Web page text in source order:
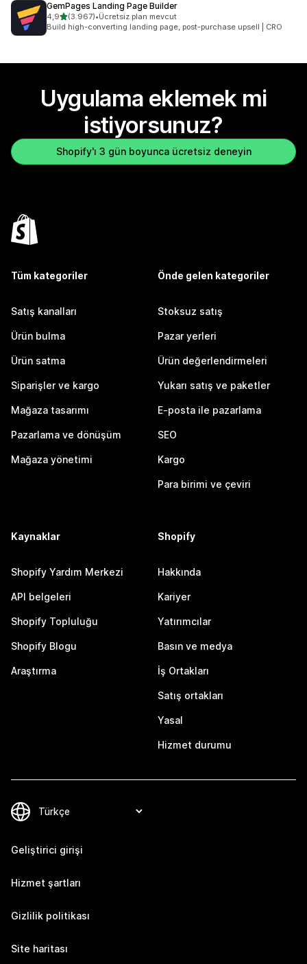
GemPages Landing Page Builder
4,95 yıldız üzerinden
(3.967)
toplam 3967 değerlendirme
•Ücretsiz plan mevcut
Build high-converting landing page, post-purchase upsell | CRO
Uygulama eklemek mi
istiyorsunuz?
Shopify'ı 3 gün boyunca ücretsiz deneyin
Tüm kategoriler
Satış kanalları
Ürün bulma
Ürün satma
Siparişler ve kargo
Mağaza tasarımı
Pazarlama ve dönüşüm
Mağaza yönetimi
Önde gelen kategoriler
Stoksuz satış
Pazar yerleri
Ürün değerlendirmeleri
Yukarı satış ve paketler
E-posta ile pazarlama
SEO
Kargo
Para birimi ve çeviri
Kaynaklar
Shopify Yardım Merkezi
API belgeleri
Shopify Topluluğu
Shopify Blogu
Araştırma
Shopify
Hakkında
Kariyer
Yatırımcılar
Basın ve medya
İş Ortakları
Satış ortakları
Yasal
Hizmet durumu
Geliştirici girişi
Hizmet şartları
Gizlilik politikası
Site haritası